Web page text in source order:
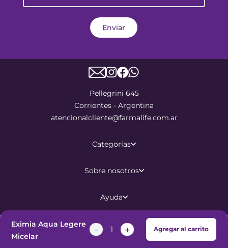
Eximia Aqua Legere
Micelar
＋
－ Agregar al carrito
Enviar
Pellegrini 645
Corrientes - Argentina
atencionalcliente@farmalife.com.ar
Categorías
Sobre nosotros
Ayuda
reservados